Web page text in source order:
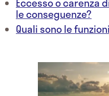
le conseguenze?
Quali sono le